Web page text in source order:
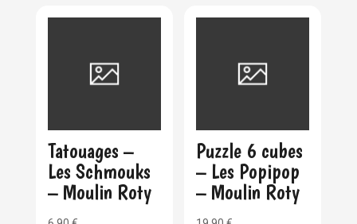
Tatouages –
Les Schmouks
– Moulin Roty
Puzzle 6 cubes
– Les Popipop
– Moulin Roty